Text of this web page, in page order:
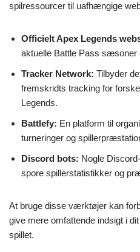
spilressourcer til uafhængige
Officielt Apex Legends
aktuelle Battle Pass sæsoner
Tracker Network: Tilbyder
fremskridts tracking for
Legends.
Battlefy: En platform til
turneringer og
Discord bots: Nogle
spore spillerstatistikker og
At bruge disse værktøjer kan
give mere omfattende indsigt i
spillet.